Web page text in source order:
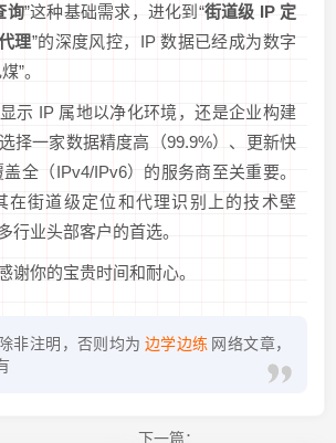
询”这种基础需求，进化到“街道级 IP 定
理”的深度风控，IP 数据已经成为数字
”。
示 IP 属地以净化环境，还是企业构建
择一家数据精度高（99.9%）、更新快
盖全（IPv4/IPv6）的服务商至关重要。
在街道级定位和代理识别上的技术壁
行业头部客户的首选。
谢你的宝贵时间和耐心。
非注明，否则均为 边学边练 网络文章，
下一篇：